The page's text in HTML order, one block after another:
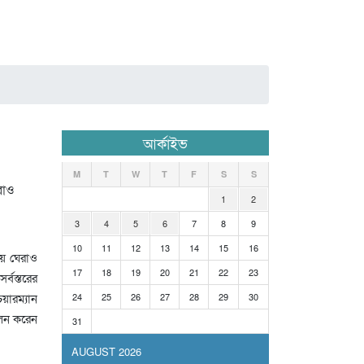
ঘেরাও
করেন
আর্কাইভ
AUGUST 2026
M T W T F S S
1
2
3
4 5 6 7 8
9
10
11 12 13 14 15
16
17
18 19 20 21 22
23
24
25 26 27 28 29
30
31